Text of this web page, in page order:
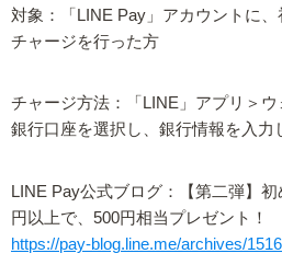
対象：「LINE Pay」アカウントに
チャージを行った方
チャージ方法：「LINE」アプリ＞
銀行口座を選択し、銀行情報を入力
LINE Pay公式ブログ：【第二弾】
円以上で、500円相当プレゼント！
https://pay-blog.line.me/archives/